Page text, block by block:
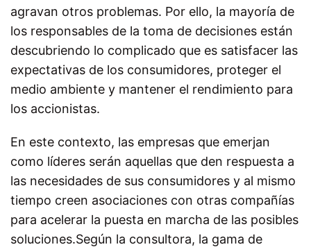
agravan otros problemas. Por ello, la mayoría de
los responsables de la toma de decisiones están
descubriendo lo complicado que es satisfacer las
expectativas de los consumidores, proteger el
medio ambiente y mantener el rendimiento para
los accionistas.
En este contexto, las empresas que emerjan
como líderes serán aquellas que den respuesta a
las necesidades de sus consumidores y al mismo
tiempo creen asociaciones con otras compañías
para acelerar la puesta en marcha de las posibles
soluciones.Según la consultora, la gama de